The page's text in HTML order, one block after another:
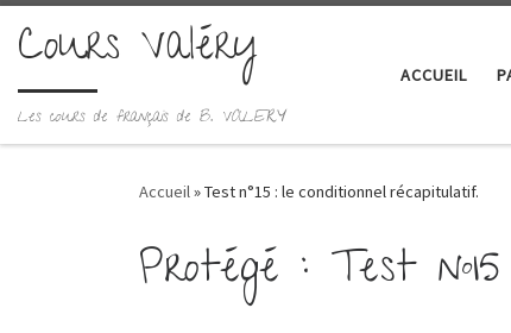
Skip to content
Cours Valéry
Les cours de français de B. VALERY
ACCUEIL
Accueil»Test n°15 : le conditionnel récapitulatif.
Protégé : Test